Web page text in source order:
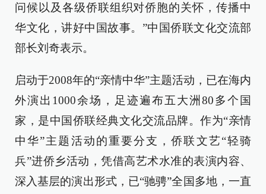
问候以及各级侨联组织对侨胞的关怀，传播中
华文化，讲好中国故事。”中国侨联文化交流部
部长刘奇表示。
启动于2008年的“亲情中华”主题活动，已在海内
外演出1000余场，足迹遍布五大洲80多个国
家，是中国侨联经典文化交流品牌。作为“亲情
中华”主题活动的重要分支，侨联文艺“轻骑
兵”进侨乡活动，凭借高艺术水准的表演内容、
深入基层的演出形式，已“驰骋”全国多地，一直